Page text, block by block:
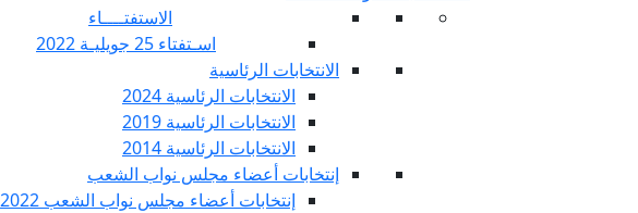
الاستفتــــاء
اسـتفتاء 25 جويليـة 2022
الانتخابات الرئاسية
الانتخابات الرئاسية 2024
الانتخابات الرئاسية 2019
الانتخابات الرئاسية 2014
إنتخابات أعضاء مجلس نواب الشعب
إنتخابات أعضاء مجلس نواب الشعب 2022